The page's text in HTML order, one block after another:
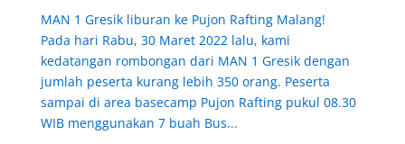
MAN 1 Gresik liburan ke Pujon Rafting Malang!
Pada hari Rabu, 30 Maret 2022 lalu, kami
kedatangan rombongan dari MAN 1 Gresik dengan
jumlah peserta kurang lebih 350 orang. Peserta
sampai di area basecamp Pujon Rafting pukul 08.30
WIB menggunakan 7 buah Bus...